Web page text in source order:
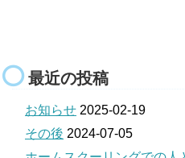
最近の投稿
お知らせ 2025-02-19
その後 2024-07-05